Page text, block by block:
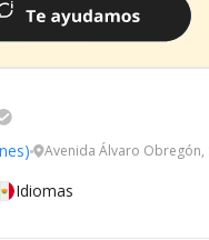
Avenida Álvaro Obregón,
Idiomas